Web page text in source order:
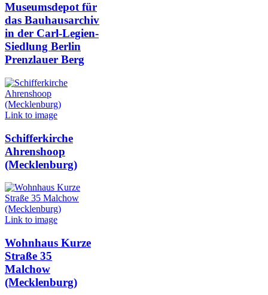
Museumsdepot für
das Bauhausarchiv
in der Carl-Legien-
Siedlung Berlin
Prenzlauer Berg
Link to image
Schifferkirche
Ahrenshoop
(Mecklenburg)
Link to image
Wohnhaus Kurze
Straße 35
Malchow
(Mecklenburg)